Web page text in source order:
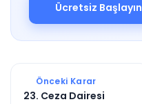
Ücretsiz Başlayın
Önceki Karar
23. Ceza Dairesi